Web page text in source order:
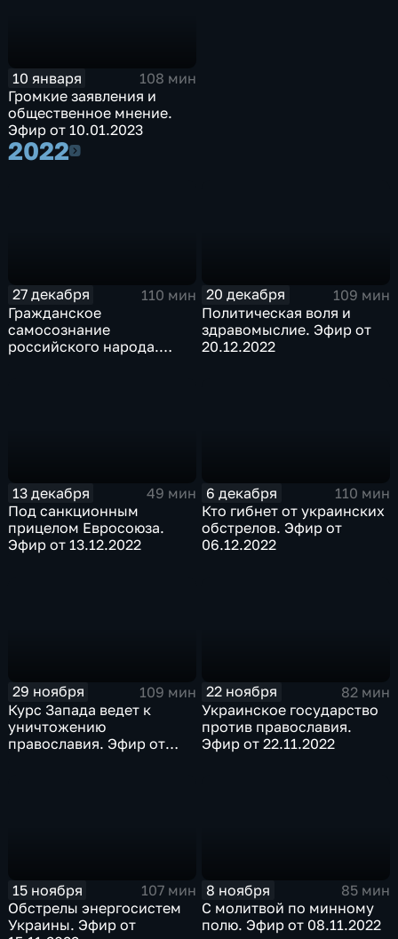
10 января
108 мин
Громкие заявления и
общественное мнение.
Эфир от 10.01.2023
20222022
27 декабря
110 мин
Гражданское
самосознание
российского народа.
20 декабря
109 мин
Политическая воля и
здравомыслие. Эфир от
20.12.2022
13 декабря
49 мин
Под санкционным
прицелом Евросоюза.
Эфир от 13.12.2022
6 декабря
110 мин
Кто гибнет от украинских
обстрелов. Эфир от
06.12.2022
29 ноября
109 мин
Курс Запада ведет к
уничтожению
православия. Эфир от
22 ноября
82 мин
Украинское государство
против православия.
Эфир от 22.11.2022
15 ноября
107 мин
Обстрелы энергосистем
Украины. Эфир от
8 ноября
85 мин
С молитвой по минному
полю. Эфир от 08.11.2022